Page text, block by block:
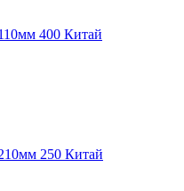
400 Китай
250 Китай